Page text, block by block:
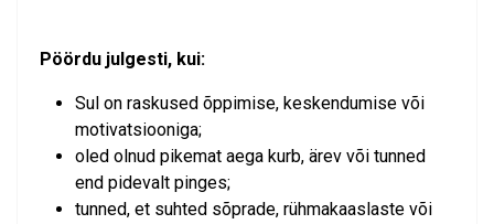
Pöördu julgesti, kui:
Sul on raskused õppimise, keskendumise või
motivatsiooniga;
oled olnud pikemat aega kurb, ärev või tunned
end pidevalt pinges;
tunned, et suhted sõprade, rühmakaaslaste või